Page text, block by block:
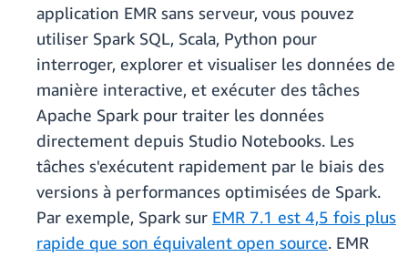
application EMR sans serveur, vous pouvez
utiliser Spark SQL, Scala, Python pour
interroger, explorer et visualiser les données de
manière interactive, et exécuter des tâches
Apache Spark pour traiter les données
directement depuis Studio Notebooks. Les
tâches s'exécutent rapidement par le biais des
versions à performances optimisées de Spark.
Par exemple, Spark sur EMR 7.1 est 4,5 fois plus
rapide que son équivalent open source. EMR